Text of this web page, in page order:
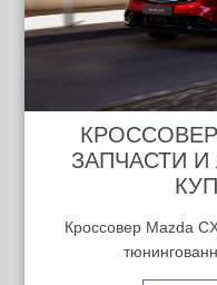
КРОССОВЕР
ЗАПЧАСТИ
Кроссовер Mazda